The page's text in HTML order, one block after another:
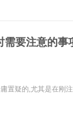
需要注意的事
置疑的,尤其是在刚